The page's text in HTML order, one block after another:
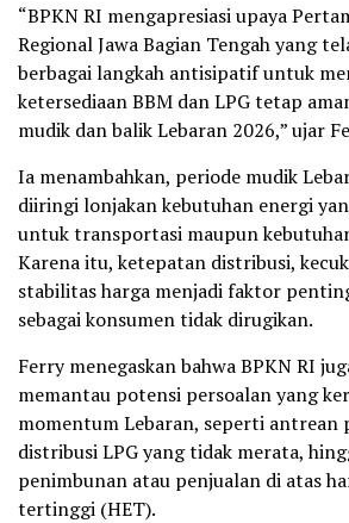
“BPKN RI mengapresiasi upaya
Regional Jawa Bagian Tengah yang
berbagai langkah antisipatif untuk
ketersediaan BBM dan LPG tetap
mudik dan balik Lebaran 2026,” ujar
Ia menambahkan, periode mudik
diiringi lonjakan kebutuhan energi
untuk transportasi maupun
Karena itu, ketepatan distribusi,
stabilitas harga menjadi faktor
sebagai konsumen tidak dirugikan.
Ferry menegaskan bahwa BPKN RI
memantau potensi persoalan yang
momentum Lebaran, seperti antrean
distribusi LPG yang tidak merata,
penimbunan atau penjualan di atas
tertinggi (HET).